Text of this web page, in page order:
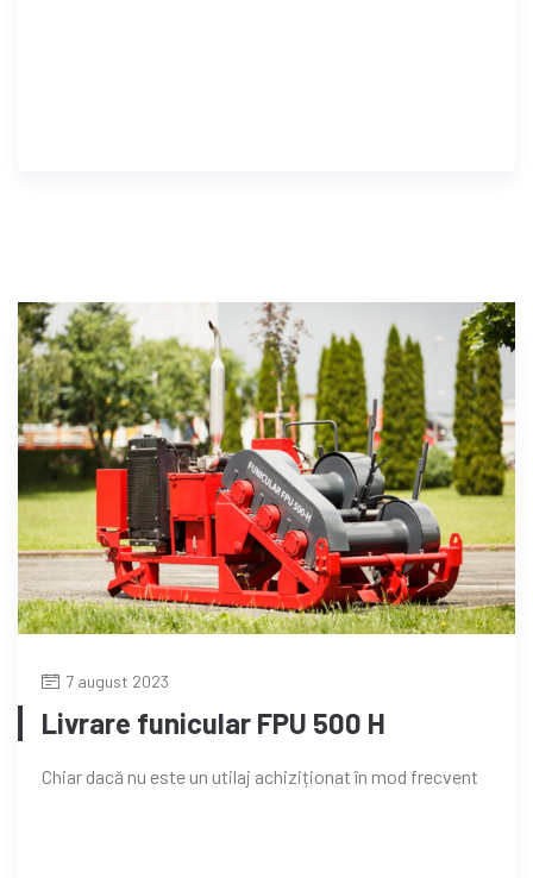
7 august 2023
Livrare funicular FPU 500 H
Chiar dacă nu este un utilaj achiziționat în mod frecvent